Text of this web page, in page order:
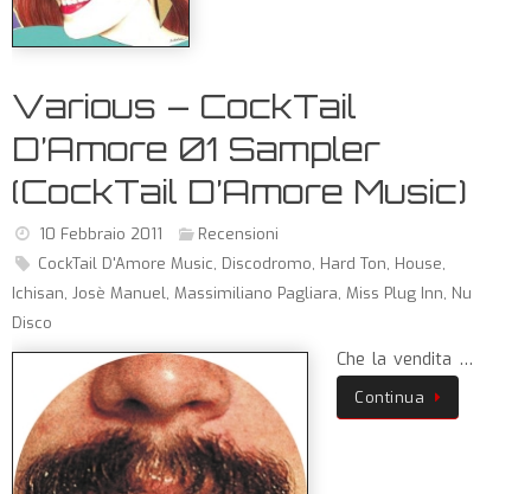
Various – CockTail
D’Amore 01 Sampler
(CockTail D’Amore Music)
10 Febbraio 2011
Recensioni
CockTail D'Amore Music, Discodromo, Hard Ton, House,
Ichisan, Josè Manuel, Massimiliano Pagliara, Miss Plug Inn, Nu
Disco
Che la vendita …
Continua